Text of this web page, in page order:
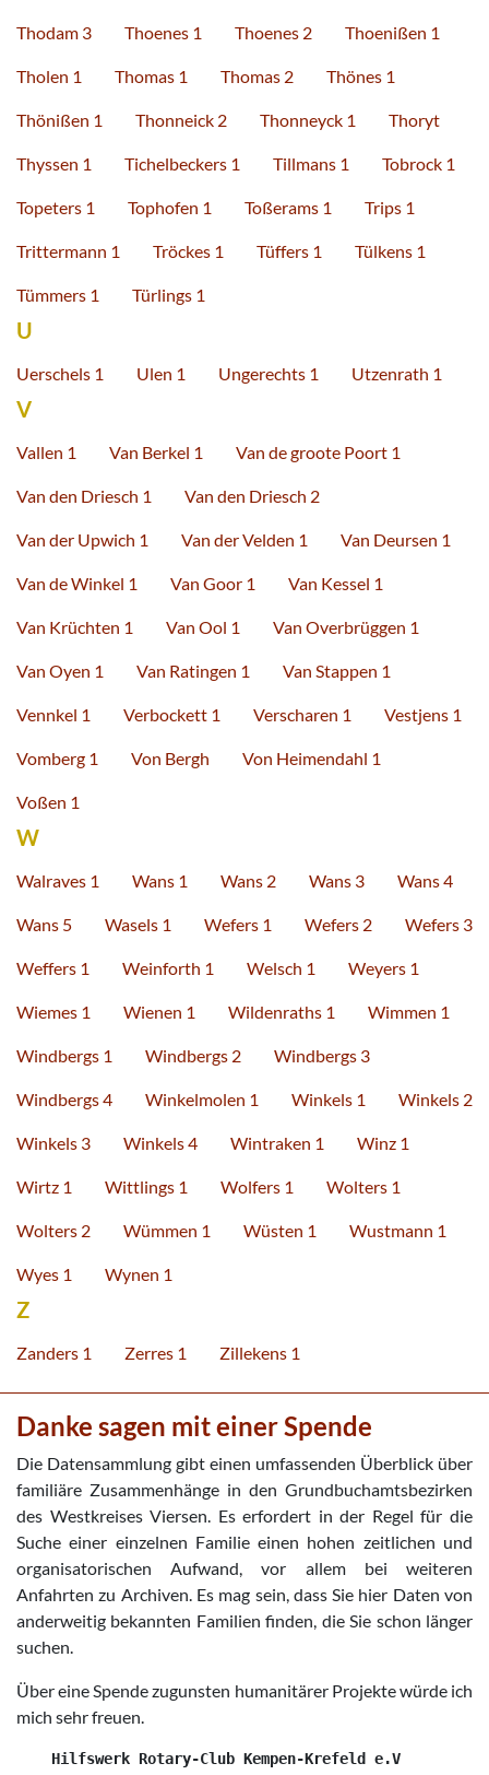
Thodam 3 Thoenes 1 Thoenes 2 Thoenißen 1
Tholen 1 Thomas 1 Thomas 2 Thönes 1
Thönißen 1 Thonneick 2 Thonneyck 1 Thoryt
Thyssen 1 Tichelbeckers 1 Tillmans 1 Tobrock 1
Topeters 1 Tophofen 1 Toßerams 1 Trips 1
Trittermann 1 Tröckes 1 Tüffers 1 Tülkens 1
Tümmers 1 Türlings 1
U
Uerschels 1 Ulen 1 Ungerechts 1 Utzenrath 1
V
Vallen 1 Van Berkel 1 Van de groote Poort 1
Van den Driesch 1 Van den Driesch 2
Van der Upwich 1 Van der Velden 1 Van Deursen 1
Van de Winkel 1 Van Goor 1 Van Kessel 1
Van Krüchten 1 Van Ool 1 Van Overbrüggen 1
Van Oyen 1 Van Ratingen 1 Van Stappen 1
Vennkel 1 Verbockett 1 Verscharen 1 Vestjens 1
Vomberg 1 Von Bergh Von Heimendahl 1
Voßen 1
W
Walraves 1 Wans 1 Wans 2 Wans 3 Wans 4
Wans 5 Wasels 1 Wefers 1 Wefers 2 Wefers 3
Weffers 1 Weinforth 1 Welsch 1 Weyers 1
Wiemes 1 Wienen 1 Wildenraths 1 Wimmen 1
Windbergs 1 Windbergs 2 Windbergs 3
Windbergs 4 Winkelmolen 1 Winkels 1 Winkels 2
Winkels 3 Winkels 4 Wintraken 1 Winz 1
Wirtz 1 Wittlings 1 Wolfers 1 Wolters 1
Wolters 2 Wümmen 1 Wüsten 1 Wustmann 1
Wyes 1 Wynen 1
Z
Zanders 1 Zerres 1 Zillekens 1
Danke sagen mit einer Spende
Die Datensammlung gibt einen umfassenden Überblick über
familiäre Zusammenhänge in den Grundbuchamtsbezirken
des Westkreises Viersen. Es erfordert in der Regel für die
Suche einer einzelnen Familie einen hohen zeitlichen und
organisatorischen Aufwand, vor allem bei weiteren
Anfahrten zu Archiven. Es mag sein, dass Sie hier Daten von
anderweitig bekannten Familien finden, die Sie schon länger
suchen.
Über eine Spende zugunsten humanitärer Projekte würde ich
mich sehr freuen.
    Hilfswerk Rotary-Club Kempen-Krefeld e.V